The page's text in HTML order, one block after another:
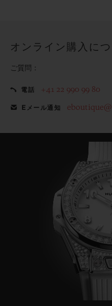
オンライン購入に
ご質問：
電話 +41 22 990 99 80
Eメール通知